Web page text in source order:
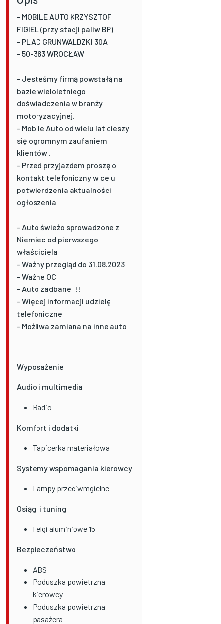
- MOBILE AUTO KRZYSZTOF
FIGIEL (przy stacji paliw BP)
- PLAC GRUNWALDZKI 30A
- 50-363 WROCŁAW
- Jesteśmy firmą powstałą na
bazie wieloletniego
doświadczenia w branży
motoryzacyjnej.
- Mobile Auto od wielu lat cieszy
się ogromnym zaufaniem
klientów .
- Przed przyjazdem proszę o
kontakt telefoniczny w celu
potwierdzenia aktualności
ogłoszenia
- Auto świeżo sprowadzone z
Niemiec od pierwszego
właściciela
- Ważny przegląd do 31.08.2023
- Ważne OC
- Auto zadbane !!!
- Więcej informacji udzielę
telefoniczne
- Możliwa zamiana na inne auto
Wyposażenie
Audio i multimedia
Radio
Komfort i dodatki
Tapicerka materiałowa
Systemy wspomagania kierowcy
Lampy przeciwmgielne
Osiągi i tuning
Felgi aluminiowe 15
Bezpieczeństwo
ABS
Poduszka powietrzna
kierowcy
Poduszka powietrzna
pasażera